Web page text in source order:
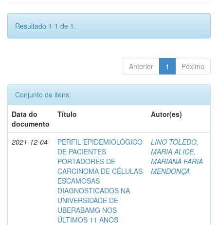
Resultado 1-1 de 1.
Anterior 1 Póximo
Conjunto de itens:
Data do
documento
Título Autor(es)
2021-12-04
PERFIL EPIDEMIOLÓGICO
DE PACIENTES
PORTADORES DE
CARCINOMA DE CÉLULAS
ESCAMOSAS
DIAGNOSTICADOS NA
UNIVERSIDADE DE
UBERABAMG NOS
ÚLTIMOS 11 ANOS
LINO TOLEDO,
MARIA ALICE,
MARIANA FARIA
MENDONÇA